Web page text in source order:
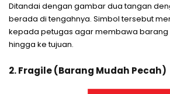
Ditandai dengan gambar dua tangan
berada di tengahnya. Simbol tersebut
kepada petugas agar membawa
hingga ke tujuan.
2. Fragile (Barang Mudah Pecah)